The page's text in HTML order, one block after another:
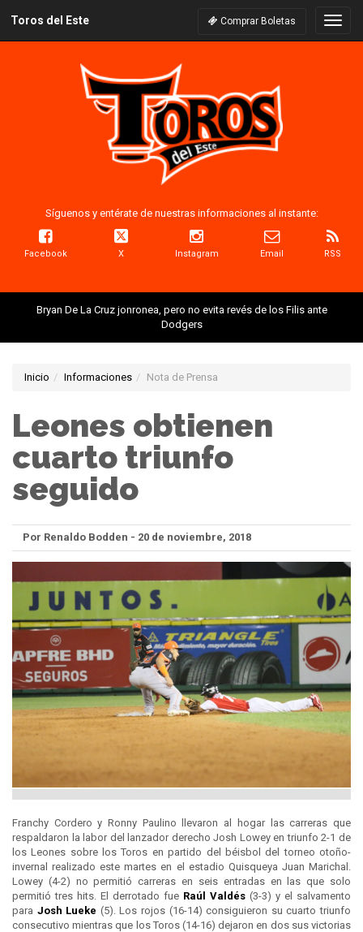
Toros del Este Comprar Boletas
Síguenos y entérate de nuestras informaciones al instante:
Facebook X Instagram Email RSS
Bryan De La Cruz jonronea, pero no evita revés de los Filis ante
Dodgers
Inicio Informaciones Nota de Prensa
Leones obtienen
cuarto triunfo
seguido
Por Renaldo Bodden - 20 de noviembre, 2018
Franchy Cordero y Ronny Paulino llevaron al hogar las carreras que
respaldaron la labor del lanzador derecho Josh Lowey en triunfo 2-1 de
los Leones sobre los Toros en partido del béisbol del torneo otoño-
invernal realizado este martes en el estadio Quisqueya Juan Marichal.
Lowey (4-2) no permitió carreras en seis entradas en las que solo
permitió tres hits. El derrotado fue Raúl Valdés (3-3) y el salvamento
para Josh Lueke (5). Los rojos (16-14) consiguieron su cuarto triunfo
consecutivo mientras que los Toros (14-16) dejaron en dos sus victorias